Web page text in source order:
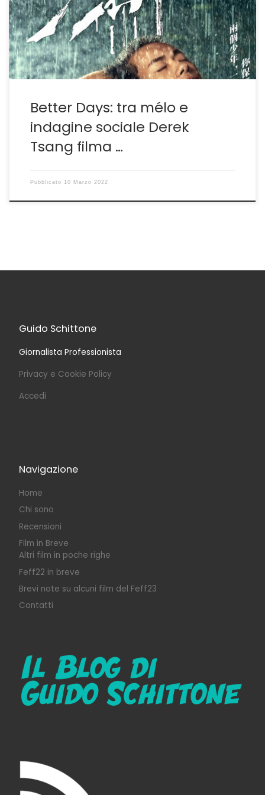
un tema caldo che se sfruttato con sapienza permette
di mettere in luce non solo il fenomeno stesso quanto
la crudeltà sociale da cui […]
Better Days: tra mélo e
indagine sociale Derek
Tsang filma …
Pubblicato 10 Marzo 2022
Guido Schittone
Giornalista Professionista
Privacy e Cookie Policy
Accedi
Navigazione
Home
Chi sono
Recensioni
Film in Breve
Altri film in poche righe
Feff22 in breve
Brevi note su alcuni film del Feff23
Contatti